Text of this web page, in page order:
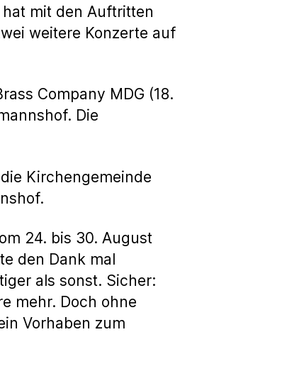
mit den Auftritten
weitere Konzerte auf
Company MDG (18.
Die
Kirchengemeinde
24. bis 30. August
den Dank mal
als sonst. Sicher:
mehr. Doch ohne
Vorhaben zum